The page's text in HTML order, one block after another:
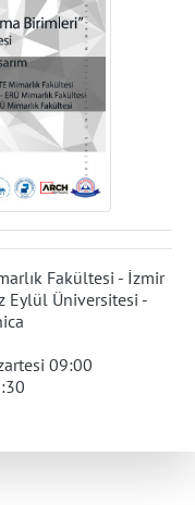
Fakültesi - İzmir
Eylül Üniversitesi -
09:00